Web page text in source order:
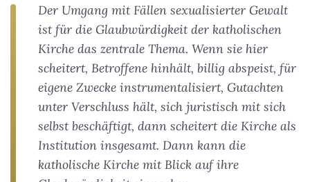
Der Umgang mit Fällen sexualisierter Gewalt
ist für die Glaubwürdigkeit der katholischen
Kirche das zentrale Thema. Wenn sie hier
scheitert, Betroffene hinhält, billig abspeist, für
eigene Zwecke instrumentalisiert, Gutachten
unter Verschluss hält, sich juristisch mit sich
selbst beschäftigt, dann scheitert die Kirche als
Institution insgesamt. Dann kann die
katholische Kirche mit Blick auf ihre